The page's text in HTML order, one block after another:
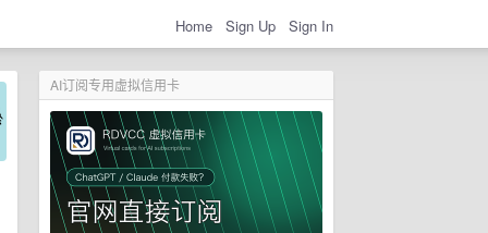
Home Sign Up Sign In
AI订阅专用虚拟信用卡